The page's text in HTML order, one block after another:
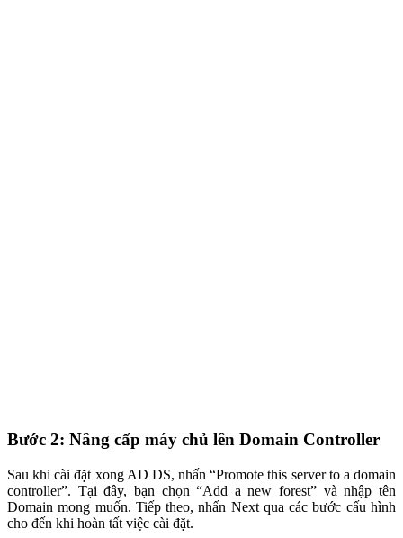
Bước 2: Nâng cấp máy chủ lên Domain Controller
Sau khi cài đặt xong AD DS, nhấn “Promote this server to a domain
controller”. Tại đây, bạn chọn “Add a new forest” và nhập tên
Domain mong muốn. Tiếp theo, nhấn Next qua các bước cấu hình
cho đến khi hoàn tất việc cài đặt.